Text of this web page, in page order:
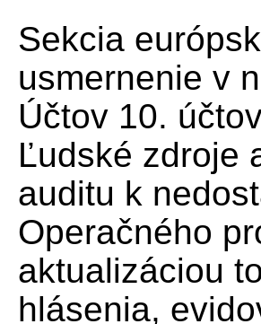
Sekcia
usmernenie v
Účtov 10.
Ľudské zdroje
auditu k
Operačného
aktualizáciou
hlásenia,